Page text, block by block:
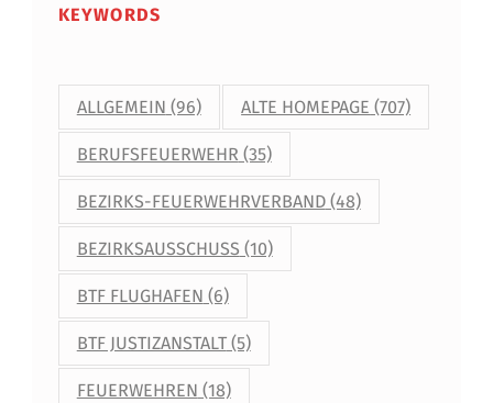
KEYWORDS
ALLGEMEIN (96) ALTE HOMEPAGE (707)
BERUFSFEUERWEHR (35)
BEZIRKS-FEUERWEHRVERBAND(48)
BEZIRKSAUSSCHUSS (10)
BTF FLUGHAFEN (6)
BTF JUSTIZANSTALT(5)
FEUERWEHREN (18)